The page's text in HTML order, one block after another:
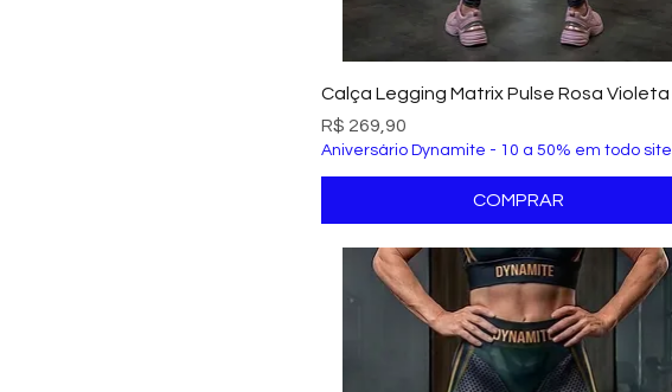
Visualização rápida
Calça Legging Matrix Pulse Rosa Violeta
Preço
R$ 269,90
Aniversário Dynamite - 10 a 50% em todo site
COMPRAR